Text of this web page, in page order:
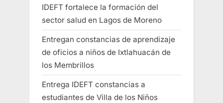
IDEFT fortalece la formación del
sector salud en Lagos de Moreno
Entregan constancias de aprendizaje
de oficios a niños de Ixtlahuacán de
los Membrillos
Entrega IDEFT constancias a
estudiantes de Villa de los Niños